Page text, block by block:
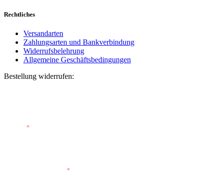
Rechtliches
Versandarten
Zahlungsarten und Bankverbindung
Widerrufsbelehrung
Allgemeine Geschäftsbedingungen
Bestellung widerrufen:
*
*